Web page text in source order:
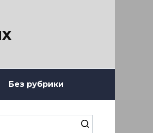
Без рубрики